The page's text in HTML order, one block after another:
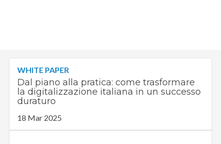
WHITE PAPER
Dal piano alla pratica: come trasformare
la digitalizzazione italiana in un successo
duraturo
18 Mar 2025